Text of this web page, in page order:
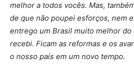
melhor a todos vocês. Mas,
de que não poupei esforços, nem
entrego um Brasil muito melhor do
recebi. Ficam as reformas e os
o nosso país em um novo tempo.